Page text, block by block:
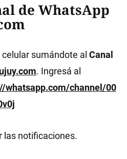
de WhatsApp
sumándote al Canal
. Ingresá al
whatsapp.com/channel/00
las notificaciones.